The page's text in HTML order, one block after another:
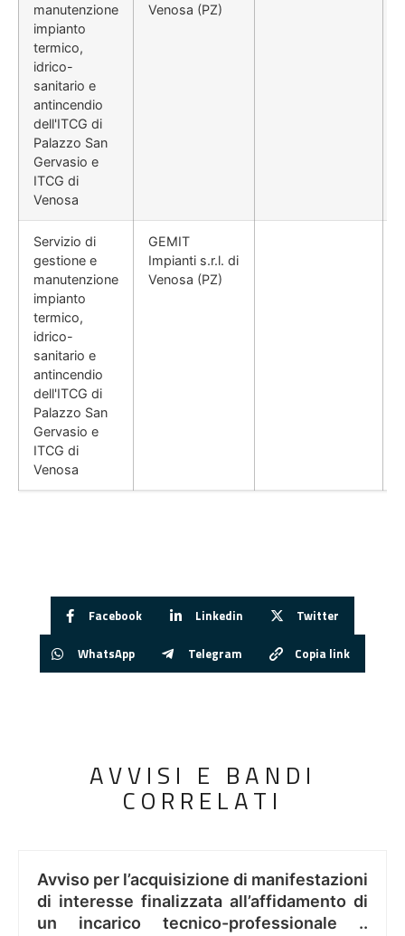
manutenzione
impianto
termico,
idrico-
sanitario e
antincendio
dell'ITCG di
Palazzo San
Gervasio e
ITCG di
Venosa
Venosa (PZ)
Servizio di
gestione e
manutenzione
impianto
termico,
idrico-
sanitario e
antincendio
dell'ITCG di
Palazzo San
Gervasio e
ITCG di
Venosa
GEMIT
Impianti s.r.l. di
Venosa (PZ)
Facebook Linkedin Twitter
WhatsApp Telegram Copia link
AVVISI E BANDI
CORRELATI
Avviso per l’acquisizione di manifestazioni
di interesse finalizzata all’affidamento di
un incarico tecnico-professionale ..